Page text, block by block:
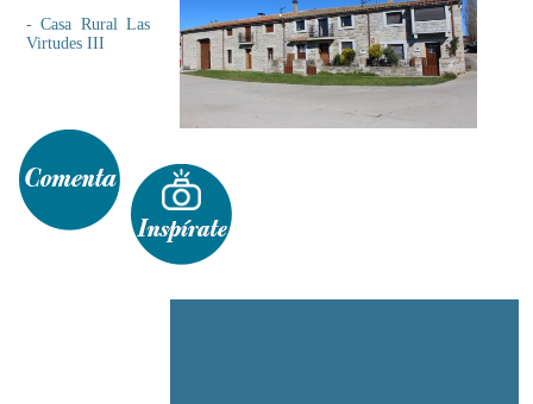
-Casa Rural Las
Virtudes III